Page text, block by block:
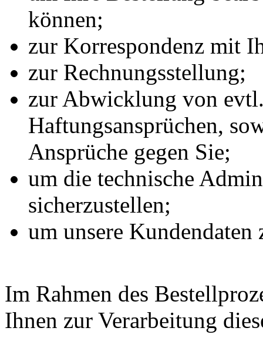
können;
zur Korrespondenz mit
zur Rechnungsstellung;
zur Abwicklung von
Haftungsansprüchen,
Ansprüche gegen Sie;
um die technische
sicherzustellen;
um unsere Kundendaten
Im Rahmen des
Ihnen zur Verarbeitung